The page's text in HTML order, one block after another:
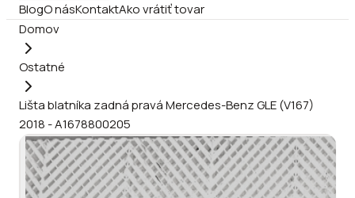
BlogO násKontaktAko vrátiť tovar
Domov
Ostatné
Lišta blatníka zadná pravá Mercedes-Benz GLE (V167)
2018 - A1678800205